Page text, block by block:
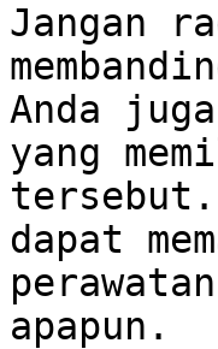
Jangan
Anda
yang
tersebut.
dapat
apapun.